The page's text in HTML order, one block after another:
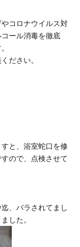
コロナウイルス対
ール消毒を徹底
ださい。
と、浴室蛇口を修
ので、点検させて
、バラされてまし
した。